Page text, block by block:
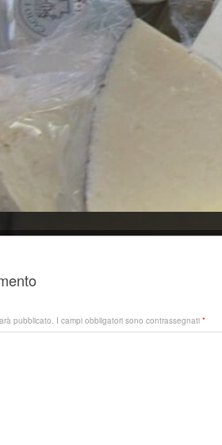
pubblicato. I campi obbligatori sono contrassegnati *